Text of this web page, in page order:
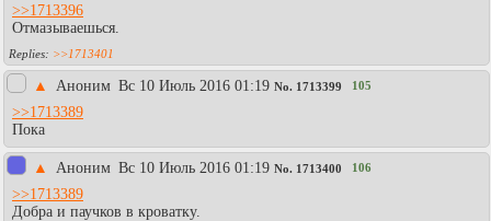
>>1713396
Отмазываешься.
>>1713401
▲ Аноним Вc 10 Июль 2016 01:19 No. 1713399 105
>>1713389
Пока
▲ Aнoним Вc 10 Июль 2016 01:19 No. 1713400 106
>>1713389
Добра и паучков в кроватку.